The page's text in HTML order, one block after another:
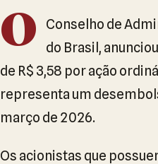
O
Conselho de
do Brasil,
de R$ 3,58 por ação
representa um
março de 2026.
Os acionistas que